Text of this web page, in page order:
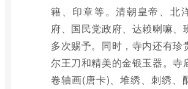
籍、印章等。清朝皇帝、北
府、国民党政府、达赖喇嘛、
多次赐予。同时，寺内还有珍
尔王刀和精美的金银玉器。寺
卷轴画(唐卡)、堆绣、刺绣、